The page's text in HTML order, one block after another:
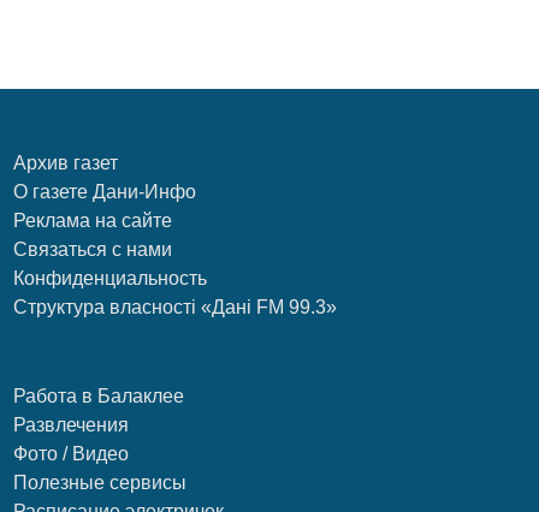
Архив газет
О газете Дани-Инфо
Реклама на сайте
Связаться с нами
Конфиденциальность
Структура власності «Дані FM 99.3»
Работа в Балаклее
Развлечения
Фото / Видео
Полезные сервисы